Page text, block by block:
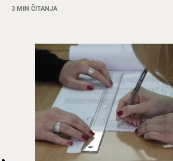
3 MIN ČITANJA